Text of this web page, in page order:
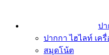
ปา
ปากกา ไฮไลท์ เค
สมุดโน้ต